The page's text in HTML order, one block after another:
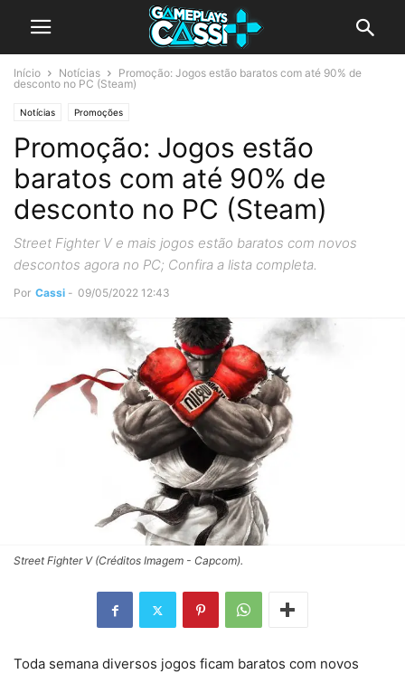
Início Notícias
Promoção: Jogos estão baratos com até 90% de
desconto no PC (Steam)
Notícias Promoções
Promoção: Jogos estão
baratos com até 90% de
desconto no PC (Steam)
Street Fighter V e mais jogos estão baratos com novos
descontos agora no PC; Confira a lista completa.
Por Cassi - 09/05/2022 12:43
Street Fighter V (Créditos Imagem - Capcom).
Toda semana diversos jogos ficam baratos com novos